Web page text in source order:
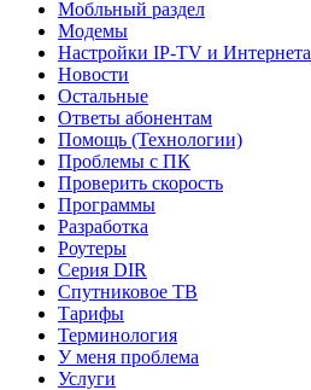
Мобльный раздел
Модемы
Настройки IP-TV и Интернета
Новости
Остальные
Ответы абонентам
Помощь (Технологии)
Проблемы с ПК
Проверить скорость
Программы
Разработка
Роутеры
Серия DIR
Спутниковое ТВ
Тарифы
Терминология
У меня проблема
Услуги